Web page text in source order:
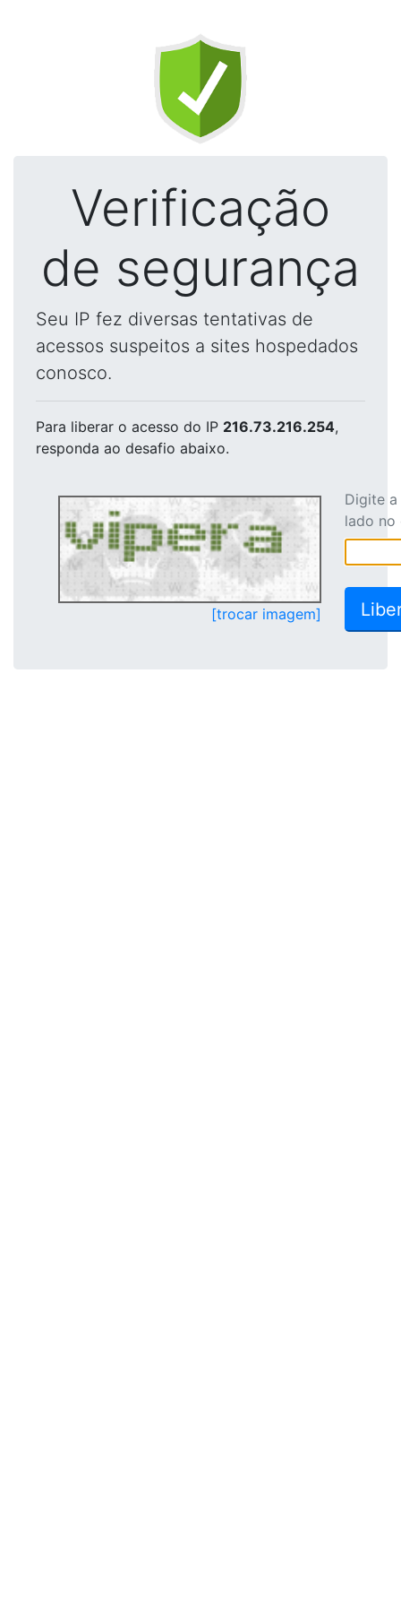
Verificação
de segurança
Seu IP fez diversas tentativas de
acessos suspeitos a sites hospedados
conosco.
Para liberar o acesso do IP 216.73.216.254,
responda ao desafio abaixo.
[trocar imagem]
Digite
lado no